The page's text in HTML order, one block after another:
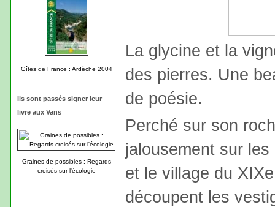
Gîtes de France : Ardèche 2004
Ils sont passés signer leur
livre aux Vans
Graines de possibles : Regards
croisés sur l'écologie
La glycine et la
des pierres. Une
de poésie.
Perché sur son
jalousement sur
et le village du
découpent les